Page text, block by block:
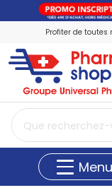
Profiter de toutes
Menu